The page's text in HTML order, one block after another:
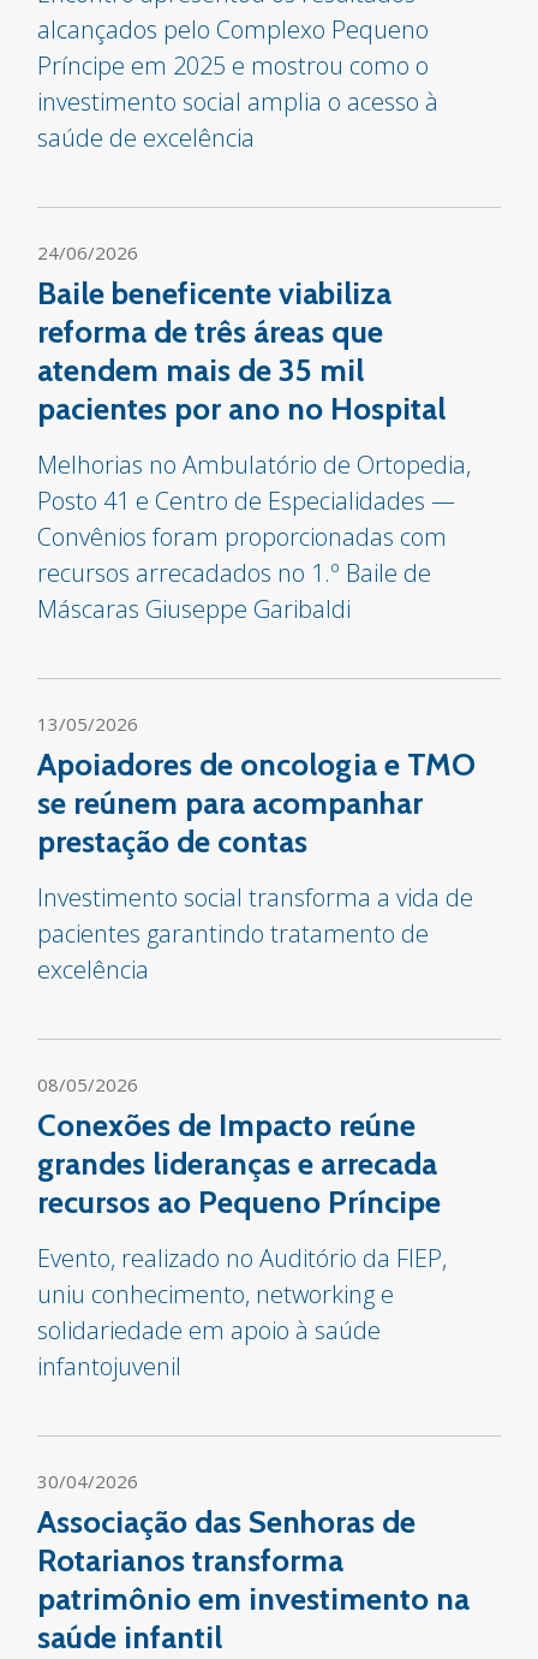
alcançados pelo Complexo Pequeno
Príncipe em 2025 e mostrou como o
investimento social amplia o acesso à
saúde de excelência
24/06/2026
Baile beneficente viabiliza
reforma de três áreas que
atendem mais de 35 mil
pacientes por ano no Hospital
Melhorias no Ambulatório de Ortopedia,
Posto 41 e Centro de Especialidades —
Convênios foram proporcionadas com
recursos arrecadados no 1.º Baile de
Máscaras Giuseppe Garibaldi
13/05/2026
Apoiadores de oncologia e TMO
se reúnem para acompanhar
prestação de contas
Investimento social transforma a vida de
pacientes garantindo tratamento de
excelência
08/05/2026
Conexões de Impacto reúne
grandes lideranças e arrecada
recursos ao Pequeno Príncipe
Evento, realizado no Auditório da FIEP,
uniu conhecimento, networking e
solidariedade em apoio à saúde
infantojuvenil
30/04/2026
Associação das Senhoras de
Rotarianos transforma
patrimônio em investimento na
saúde infantil